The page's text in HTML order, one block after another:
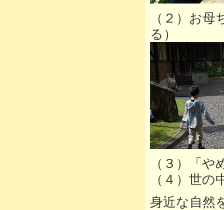
（２）お
る）
（３）「
（４）世
身近な自然